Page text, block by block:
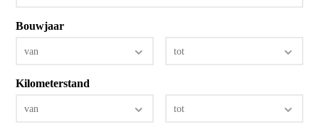
Bouwjaar
van tot
Kilometerstand
van tot